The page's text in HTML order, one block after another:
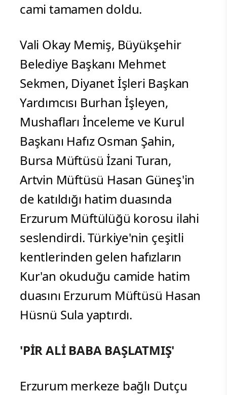
cami tamamen doldu.
Vali Okay Memiş, Büyükşehir
Belediye Başkanı Mehmet
Sekmen, Diyanet İşleri Başkan
Yardımcısı Burhan İşleyen,
Mushafları İnceleme ve Kurul
Başkanı Hafız Osman Şahin,
Bursa Müftüsü İzani Turan,
Artvin Müftüsü Hasan Güneş'in
de katıldığı hatim duasında
Erzurum Müftülüğü korosu ilahi
seslendirdi. Türkiye'nin çeşitli
kentlerinden gelen hafızların
Kur'an okuduğu camide hatim
duasını Erzurum Müftüsü Hasan
Hüsnü Sula yaptırdı.
'PİR ALİ BABA BAŞLATMIŞ'
Erzurum merkeze bağlı Dutçu